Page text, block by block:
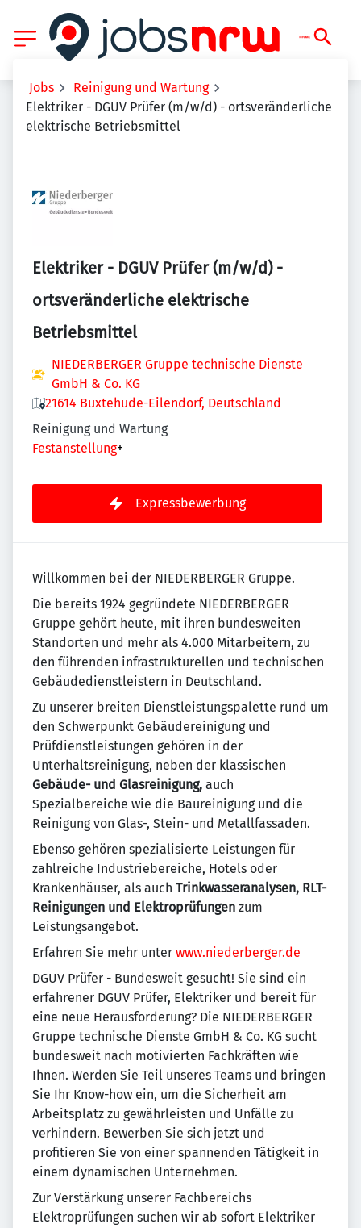
Jobs
Reinigung und Wartung
Elektriker - DGUV Prüfer (m/w/d) - ortsveränderliche
elektrische Betriebsmittel
Elektriker - DGUV Prüfer (m/w/d) -
ortsveränderliche elektrische
Betriebsmittel
NIEDERBERGER Gruppe technische Dienste
GmbH & Co. KG
21614 Buxtehude-Eilendorf, Deutschland
Reinigung und Wartung
Festanstellung+
Expressbewerbung
Willkommen bei der NIEDERBERGER Gruppe.
Die bereits 1924 gegründete NIEDERBERGER
Gruppe gehört heute, mit ihren bundesweiten
Standorten und mehr als 4.000 Mitarbeitern, zu
den führenden infrastrukturellen und technischen
Gebäudedienstleistern in Deutschland.
Zu unserer breiten Dienstleistungspalette rund um
den Schwerpunkt Gebäudereinigung und
Prüfdienstleistungen gehören in der
Unterhaltsreinigung, neben der klassischen
Gebäude- und Glasreinigung, auch
Spezialbereiche wie die Baureinigung und die
Reinigung von Glas-, Stein- und Metallfassaden.
Ebenso gehören spezialisierte Leistungen für
zahlreiche Industriebereiche, Hotels oder
Krankenhäuser, als auch Trinkwasseranalysen, RLT-
Reinigungen und Elektroprüfungen zum
Leistungsangebot.
Erfahren Sie mehr unter www.niederberger.de
DGUV Prüfer - Bundesweit gesucht! Sie sind ein
erfahrener DGUV Prüfer, Elektriker und bereit für
eine neue Herausforderung? Die NIEDERBERGER
Gruppe technische Dienste GmbH & Co. KG sucht
bundesweit nach motivierten Fachkräften wie
Ihnen. Werden Sie Teil unseres Teams und bringen
Sie Ihr Know-how ein, um die Sicherheit am
Arbeitsplatz zu gewährleisten und Unfälle zu
verhindern. Bewerben Sie sich jetzt und
profitieren Sie von einer spannenden Tätigkeit in
einem dynamischen Unternehmen.
Zur Verstärkung unserer Fachbereichs
Elektroprüfungen suchen wir ab sofort Elektriker